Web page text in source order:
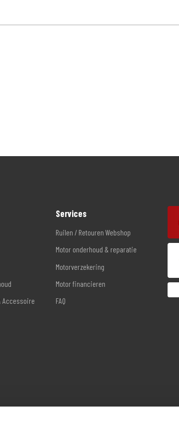
Accessoire
Services
Ruilen / Retouren Webshop
Motor onderhoud & reparatie
Motorverzekering
Motor financieren
FAQ